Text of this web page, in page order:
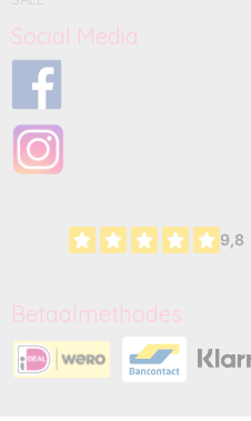
Social Media
Betaalmethodes